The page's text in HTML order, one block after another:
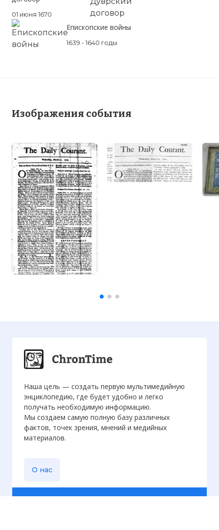
01 июня 1670
Епископские войны
1639 - 1640 годы
Изображения события
Наша цель — создать первую мультимедийную
энциклопедию, где будет удобно и легко
получать необходимую информацию.
Мы создаем самую полную базу различных
фактов, точек зрения, мнений и медийных
материалов.
О нас